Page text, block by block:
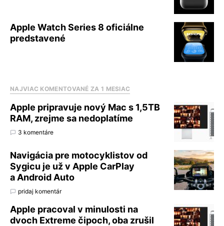
Apple Watch Series 8 oficiálne
predstavené
NAJVIAC KOMENTOVANÉ ZA 1 MESIAC
Apple pripravuje nový Mac s 1,5TB
RAM, zrejme sa nedoplatíme
3 komentáre
Navigácia pre motocyklistov od
Sygicu je už v Apple CarPlay
a Android Auto
pridaj komentár
Apple pracoval v minulosti na
dvoch Extreme čipoch, oba zrušil